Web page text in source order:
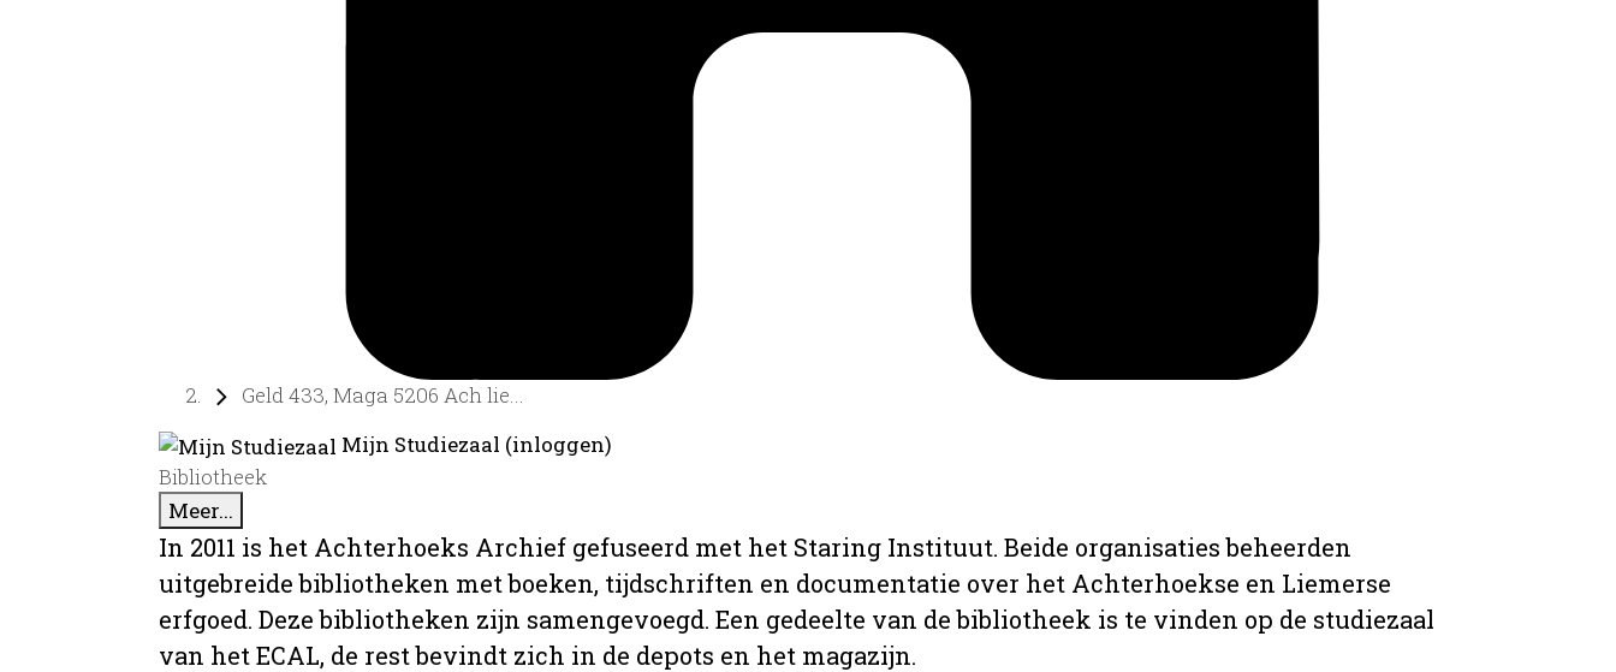
Geld 433, Maga 5206 Ach lie...
Mijn Studiezaal (inloggen)
Bibliotheek
Meer...
In 2011 is het Achterhoeks Archief gefuseerd met het Staring Instituut. Beide organisaties beheerden
uitgebreide bibliotheken met boeken, tijdschriften en documentatie over het Achterhoekse en Liemerse
erfgoed. Deze bibliotheken zijn samengevoegd. Een gedeelte van de bibliotheek is te vinden op de studiezaal
van het ECAL, de rest bevindt zich in de depots en het magazijn.